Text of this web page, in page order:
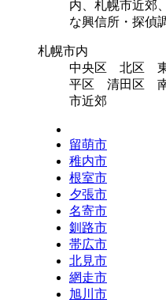
内、札幌市近郊
な興信所・探偵
札幌市内
中央区 北区
平区 清田区
市近郊
留萌市
稚内市
根室市
夕張市
名寄市
釧路市
帯広市
北見市
網走市
旭川市